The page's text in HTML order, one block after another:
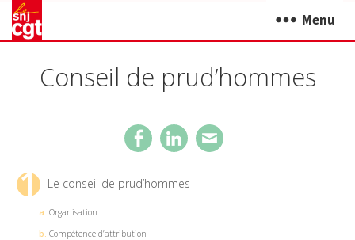
Menu
Conseil de prud’hommes
1 Le conseil de prud’hommes
a. Organisation
b. Compétence d’attribution